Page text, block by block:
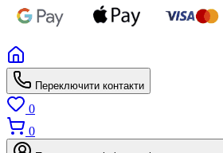
Переключити контакти
0
0